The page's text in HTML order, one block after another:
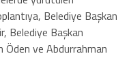
Belediye Başkan
Belediye Başkan
Öden ve Abdurrahman